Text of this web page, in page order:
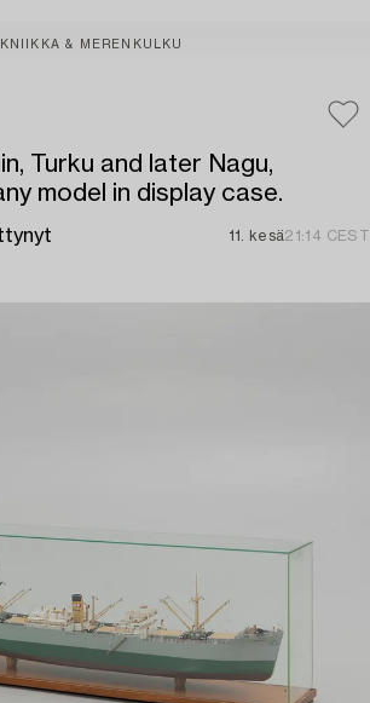
& MERENKULKU
Turku and later Nagu,
model in display case.
11. kesä21:14 CEST